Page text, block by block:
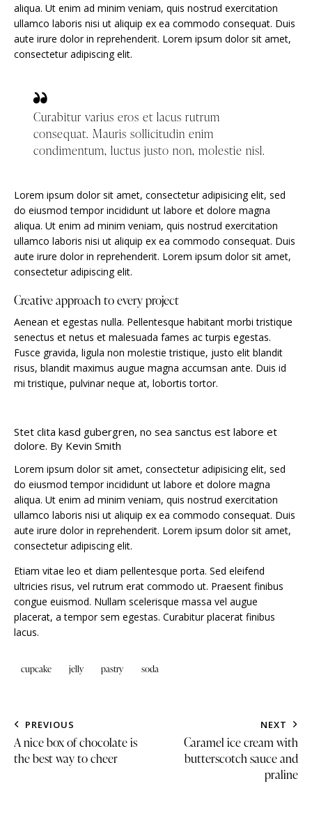
aliqua. Ut enim ad minim veniam, quis nostrud exercitation
ullamco laboris nisi ut aliquip ex ea commodo consequat. Duis
aute irure dolor in reprehenderit. Lorem ipsum dolor sit amet,
consectetur adipiscing elit.
Curabitur varius eros et lacus rutrum
consequat. Mauris sollicitudin enim
condimentum, luctus justo non, molestie nisl.
Lorem ipsum dolor sit amet, consectetur adipisicing elit, sed
do eiusmod tempor incididunt ut labore et dolore magna
aliqua. Ut enim ad minim veniam, quis nostrud exercitation
ullamco laboris nisi ut aliquip ex ea commodo consequat. Duis
aute irure dolor in reprehenderit. Lorem ipsum dolor sit amet,
consectetur adipiscing elit.
Creative approach to every project
Aenean et egestas nulla. Pellentesque habitant morbi tristique
senectus et netus et malesuada fames ac turpis egestas.
Fusce gravida, ligula non molestie tristique, justo elit blandit
risus, blandit maximus augue magna accumsan ante. Duis id
mi tristique, pulvinar neque at, lobortis tortor.
Stet clita kasd gubergren, no sea sanctus est labore et
dolore. By Kevin Smith
Lorem ipsum dolor sit amet, consectetur adipisicing elit, sed
do eiusmod tempor incididunt ut labore et dolore magna
aliqua. Ut enim ad minim veniam, quis nostrud exercitation
ullamco laboris nisi ut aliquip ex ea commodo consequat. Duis
aute irure dolor in reprehenderit. Lorem ipsum dolor sit amet,
consectetur adipiscing elit.
Etiam vitae leo et diam pellentesque porta. Sed eleifend
ultricies risus, vel rutrum erat commodo ut. Praesent finibus
congue euismod. Nullam scelerisque massa vel augue
placerat, a tempor sem egestas. Curabitur placerat finibus
lacus.
cupcake jelly pastry soda
PREVIOUS
A nice box of chocolate is
the best way to cheer
NEXT
Caramel ice cream with
butterscotch sauce and
praline